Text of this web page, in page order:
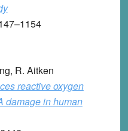
R. Aitken
reactive oxygen
damage in human